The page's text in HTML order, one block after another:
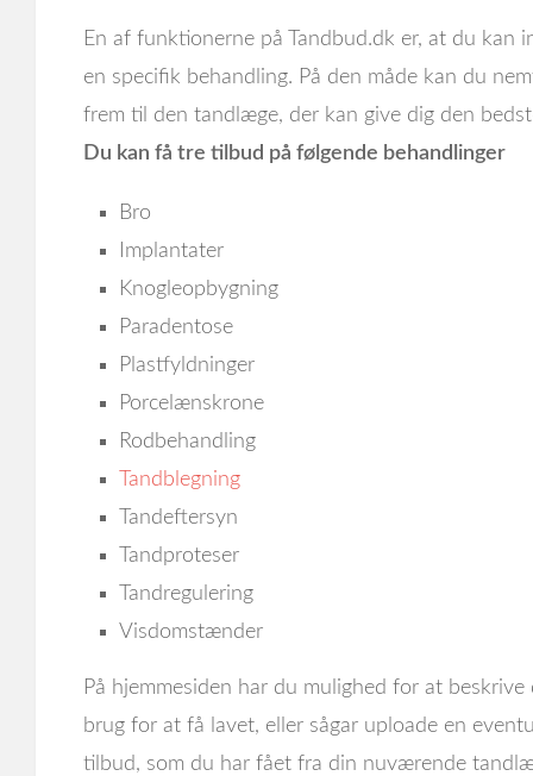
En af funktionerne på Tandbud.dk er, at du kan
en specifik behandling. På den måde kan du
frem til den tandlæge, der kan give dig den
Du kan få tre tilbud på følgende behandlinger
Bro
Implantater
Knogleopbygning
Paradentose
Plastfyldninger
Porcelænskrone
Rodbehandling
Tandblegning
Tandeftersyn
Tandproteser
Tandregulering
Visdomstænder
På hjemmesiden har du mulighed for at
brug for at få lavet, eller sågar uploade en
tilbud, som du har fået fra din nuværende